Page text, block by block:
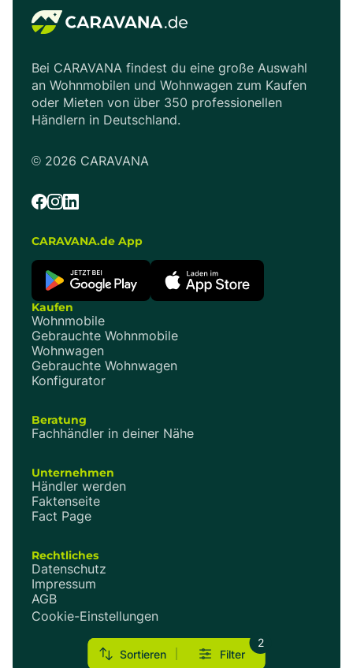
heute abzeichnen – und
welche davon für
Kaufinteressenten wirklich
gespielt wird, müssen hinten
ohne viel Trara oder Gepäck-
Tetris.
Sortieren Filter
2
Bei CARAVANA findest du eine große Auswahl
an Wohnmobilen und Wohnwagen zum Kaufen
oder Mieten von über 350 professionellen
Händlern in Deutschland.
© 2026 CARAVANA
CARAVANA.de App
Kaufen
Wohnmobile
Gebrauchte Wohnmobile
Wohnwagen
Gebrauchte Wohnwagen
Konfigurator
Beratung
Fachhändler in deiner Nähe
Unternehmen
Händler werden
Faktenseite
Fact Page
Rechtliches
Datenschutz
Impressum
AGB
Cookie-Einstellungen